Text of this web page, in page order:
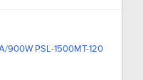
900W PSL-1500MT-120